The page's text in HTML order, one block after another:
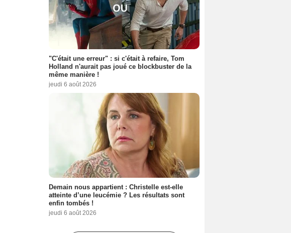
"C'était une erreur" : si c'était à refaire, Tom
Holland n'aurait pas joué ce blockbuster de la
même manière !
jeudi 6 août 2026
Demain nous appartient : Christelle est-elle
atteinte d’une leucémie ? Les résultats sont
enfin tombés !
jeudi 6 août 2026